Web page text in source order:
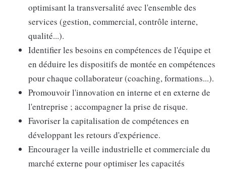
optimisant la transversalité avec l'ensemble des
services (gestion, commercial, contrôle interne,
qualité...).
Identifier les besoins en compétences de l'équipe et
en déduire les dispositifs de montée en compétences
pour chaque collaborateur (coaching, formations...).
Promouvoir l'innovation en interne et en externe de
l'entreprise ; accompagner la prise de risque.
Favoriser la capitalisation de compétences en
développant les retours d'expérience.
Encourager la veille industrielle et commerciale du
marché externe pour optimiser les capacités